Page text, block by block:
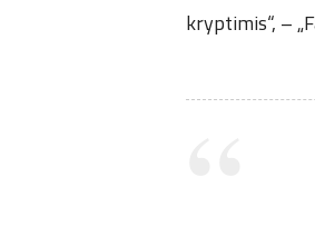
kryptimis“, –